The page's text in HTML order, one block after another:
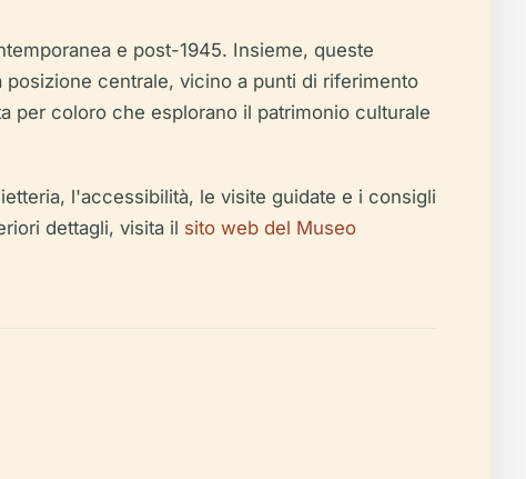
e post-1945. Insieme, queste
centrale, vicino a punti di riferimento
per coloro che esplorano il patrimonio culturale
l'accessibilità, le visite guidate e i consigli
dettagli, visita il sito web del Museo